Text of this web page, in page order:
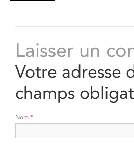
Laisser un
Votre adresse
champs
Nom *